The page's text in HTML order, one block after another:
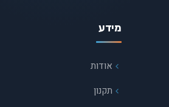
מידע
אודות
תקנון